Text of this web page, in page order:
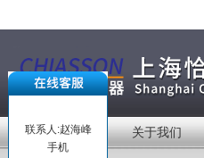
首 页 关于我们
联系人:赵海峰
手机